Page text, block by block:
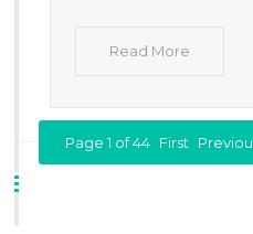
Read More
Page 1 of 44 First